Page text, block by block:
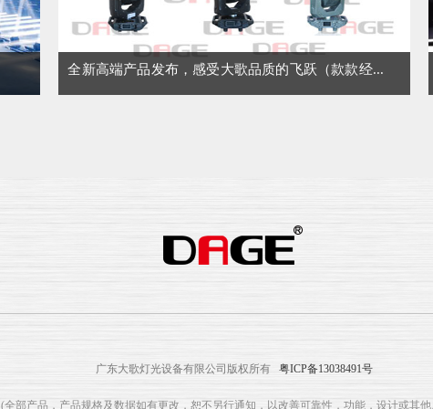
全新高端产品发布，感受大歌品质的飞跃（款款经...
广东大歌灯光设备有限公司版权所有 粤ICP备13038491号
(全部产品，产品规格及数据如有更改，恕不另行通知，以改善可靠性，功能，设计或其